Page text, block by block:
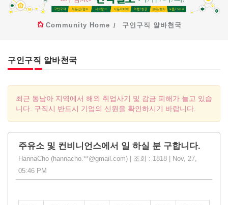
Community Home 구인구직 알바천국
구인구직 알바천국
최근 동남아 지역에서 해외 취업사기 및 감금 피해가 늘고 있습
니다. 구직시 반드시 기업의 신원을 확인하시기 바랍니다.
주유소 및 컨비니언스에서 일 하실 분 구합니다.
HannaCho (hannacho.**@gmail.com) | 조회 : 1818 | Nov, 27,
05:46 PM